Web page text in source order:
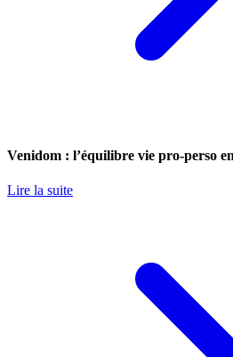
Venidom : l’équilibre vie pro-perso
Lire la suite